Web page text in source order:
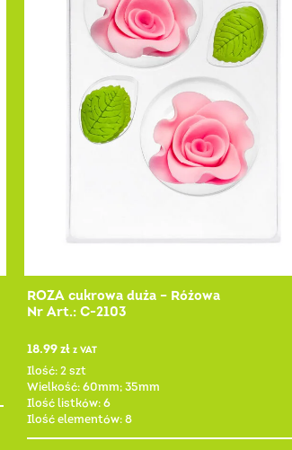
RÓŻA cukrowa duża – Różowa
Nr Art.: C-2103
18.99 zł z VAT
Ilość: 2 szt
Wielkość: 60mm; 35mm
Ilość listków: 6
Ilość elementów: 8